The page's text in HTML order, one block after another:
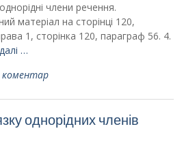
члени речення.
матеріал на сторінці 120,
1, сторінка 120, параграф 56. 4.
…
однорідних членів